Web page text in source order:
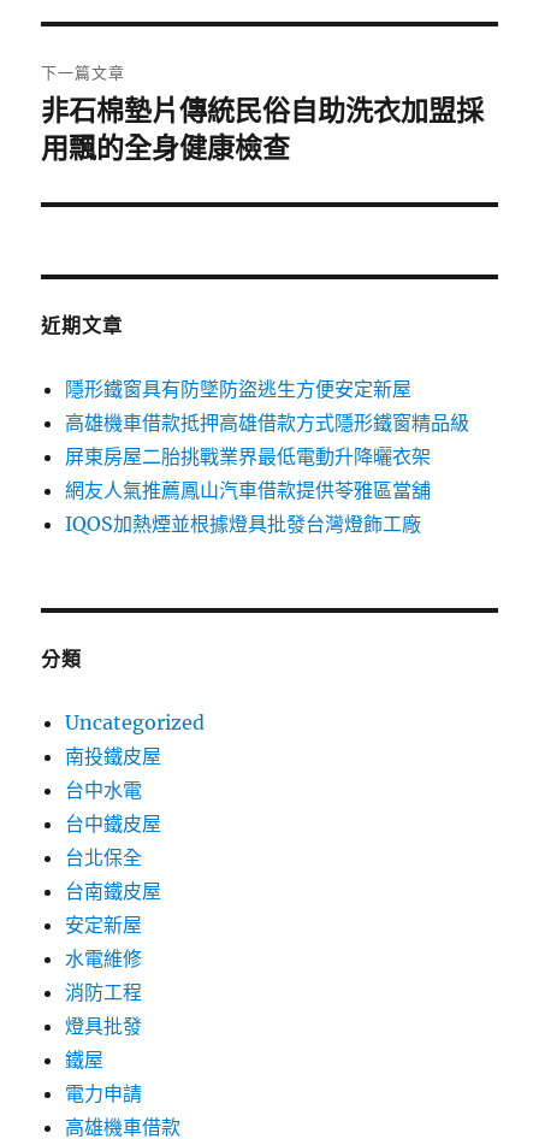
覽
文
章:
下一篇文章
下
一
文
非石棉墊片傳統民俗自助洗衣加盟採
用飄的全身健康檢查
近期文章
隱形鐵窗具有防墜防盜逃生方便安定新屋
高雄機車借款抵押高雄借款方式隱形鐵窗精品級
屏東房屋二胎挑戰業界最低電動升降曬衣架
網友人氣推薦鳳山汽車借款提供苓雅區當舖
IQOS加熱煙並根據燈具批發台灣燈飾工廠
分類
Uncategorized
南投鐵皮屋
台中水電
台中鐵皮屋
台北保全
台南鐵皮屋
安定新屋
水電維修
消防工程
燈具批發
鐵屋
電力申請
高雄機車借款